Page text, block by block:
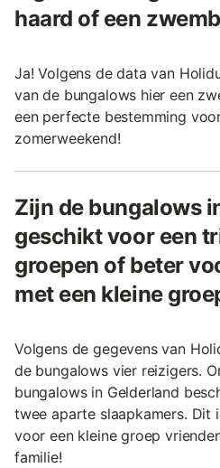
haard of een
Ja! Volgens de data van
van de bungalows hier een
een perfecte bestemming
zomerweekend!
Zijn de bungalows
geschikt voor een
groepen of beter
met een kleine
Volgens de gegevens van
de bungalows vier reizigers.
bungalows in Gelderland
twee aparte slaapkamers. Dit
voor een kleine groep
familie!